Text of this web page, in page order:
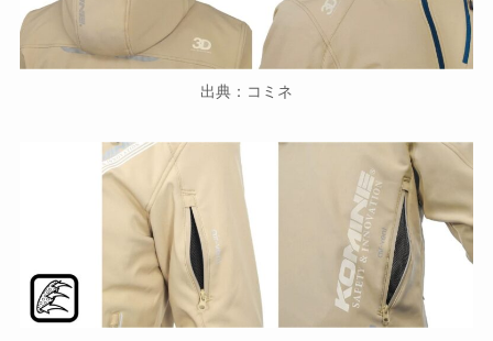
出典：コミネ